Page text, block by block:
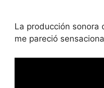
La producción sonora
me pareció